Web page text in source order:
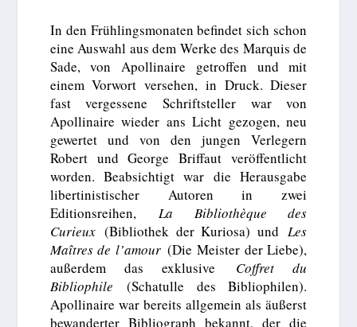
In den Frühlingsmonaten befindet sich schon
eine Auswahl aus dem Werke des Marquis de
Sade, von Apollinaire getroffen und mit
einem Vorwort versehen, in Druck. Dieser
fast vergessene Schriftsteller war von
Apollinaire wieder ans Licht gezogen, neu
gewertet und von den jungen Verlegern
Robert und George Briffaut veröffentlicht
worden. Beabsichtigt war die Herausgabe
libertinistischer Autoren in zwei
Editionsreihen,
La Bibliothèque des
Curieux (Bibliothek der Kuriosa) und Les
Maîtres de l’amour (Die Meister der Liebe),
außerdem das exklusive
Coffret du
Bibliophile
(Schatulle des Bibliophilen).
Apollinaire war bereits allgemein als äußerst
bewanderter Bibliograph bekannt, der die